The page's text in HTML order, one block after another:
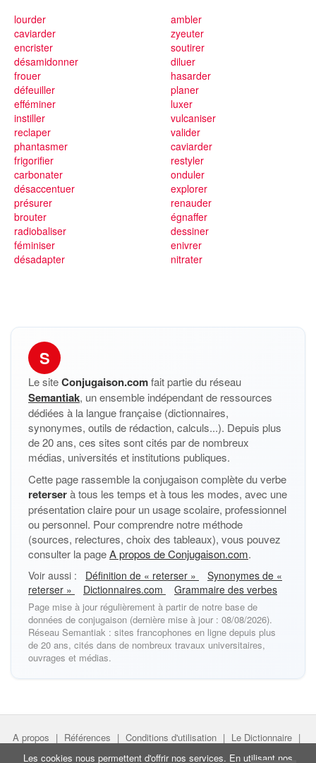
lourder
caviarder
encrister
désamidonner
frouer
défeuiller
efféminer
instiller
reclaper
ambler
zyeuter
soutirer
diluer
hasarder
planer
luxer
vulcaniser
valider
phantasmer
frigorifier
carbonater
désaccentuer
présurer
brouter
radiobaliser
féminiser
désadapter
caviarder
restyler
onduler
explorer
renauder
égnaffer
dessiner
enivrer
nitrater
S
Le siteConjugaison.comfait partie du réseau
Semantiak, un ensemble indépendant de ressources
dédiées à la langue française (dictionnaires,
synonymes, outils de rédaction, calculs...). Depuis plus
de 20 ans, ces sites sont cités par de nombreux
médias, universités et institutions publiques.
Cette page rassemble la conjugaison complète du verbe
reterserà tous les temps et à tous les modes, avec une
présentation claire pour un usage scolaire, professionnel
ou personnel. Pour comprendre notre méthode
(sources, relectures, choix des tableaux), vous pouvez
consulter la pageA propos de Conjugaison.com.
Voir aussi : Définition de « reterser »
Synonymes de «
reterser »
Dictionnaires.com Grammaire des verbes
Page mise à jour régulièrement à partir de notre base de
données de conjugaison (dernière mise à jour : 08/08/2026).
Réseau Semantiak : sites francophones en ligne depuis plus
de 20 ans, cités dans de nombreux travaux universitaires,
ouvrages et médias.
A propos | Références | Conditions d'utilisation | Le Dictionnaire |
Faire un lien | Liens utiles
Les cookies nous permettent d'offrir nos services. En utilisant nos